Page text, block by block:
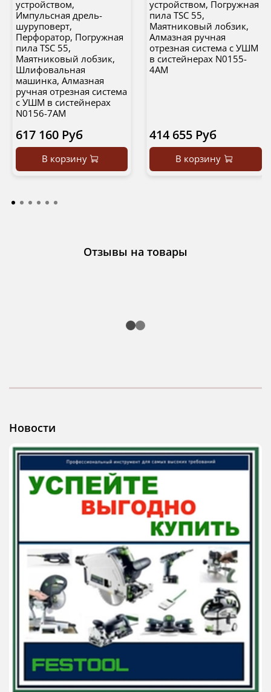
устройством,
Импульсная дрель-
шуруповерт,
Перфоратор, Погружная
пила TSC 55,
Маятниковый лобзик,
Шлифовальная
машинка, Алмазная
ручная отрезная система
с УШМ в систейнерах
N0156-7AM
617 160 Руб
В корзину
устройством, Погружная
пила TSC 55,
Маятниковый лобзик,
Алмазная ручная
отрезная система с УШМ
в систейнерах N0155-
4AM
414 655 Руб
В корзину
Отзывы на товары
Новости